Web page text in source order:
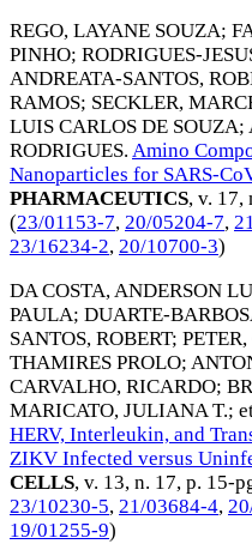
REGO, LAYANE SOUZA;
PINHO; RODRIGUES-
ANDREATA-SANTOS,
RAMOS; SECKLER,
LUIS CARLOS DE SOUZA;
RODRIGUES. Amino
Nanoparticles for SARS-
PHARMACEUTICS, v. 17,
(23/01153-7, 20/05204-7,
23/16234-2, 20/10700-3)
DA COSTA, ANDERSON
PAULA; DUARTE-
SANTOS, ROBERT;
THAMIRES PROLO;
CARVALHO, RICARDO;
MARICATO, JULIANA T.;
HERV, Interleukin, and
ZIKV Infected versus
CELLS, v. 13, n. 17, p. 15-
23/10230-5, 21/03684-4,
19/01255-9)